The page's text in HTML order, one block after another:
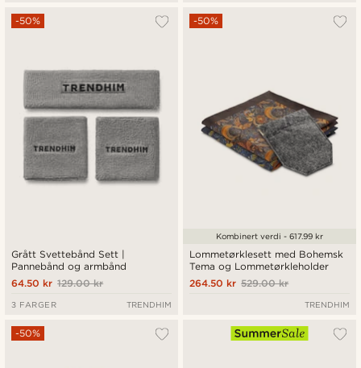
Grått Svettebånd Sett |
Pannebånd og armbånd
-50%
129.00 kr
64.50 kr
3 FARGER TRENDHIM
Lommetørklesett med Bohemsk
Tema og Lommetørkleholder
-50%
529.00 kr
264.50 kr
Kombinert verdi - 617.99 kr
TRENDHIM
-50%